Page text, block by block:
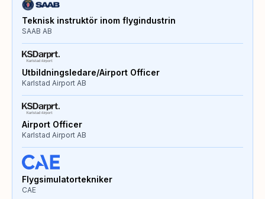
Teknisk instruktör inom flygindustrin
SAAB AB
Utbildningsledare/Airport Officer
Karlstad Airport AB
Airport Officer
Karlstad Airport AB
Flygsimulatortekniker
CAE